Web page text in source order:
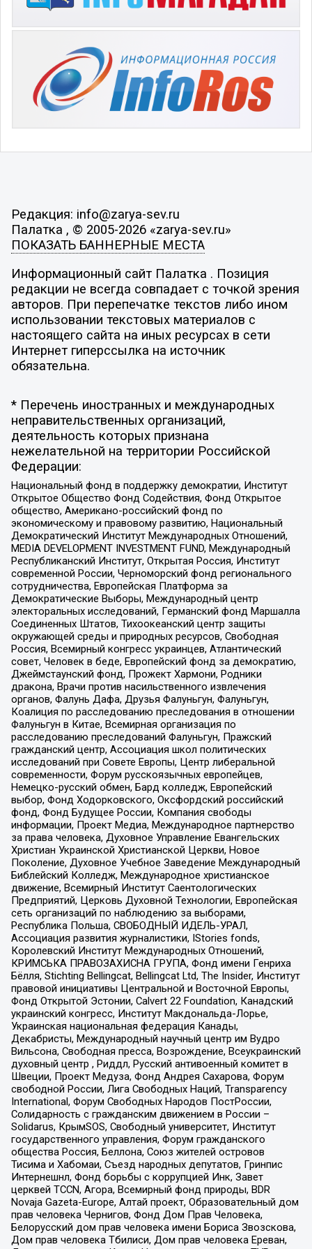
Редакция: info@zarya-sev.ru
Палатка , © 2005-2026 «zarya-sev.ru»
ПОКАЗАТЬ БАННЕРНЫЕ МЕСТА
Информационный сайт Палатка . Позиция
редакции не всегда совпадает с точкой зрения
авторов. При перепечатке текстов либо ином
использовании текстовых материалов с
настоящего сайта на иных ресурсах в сети
Интернет гиперссылка на источник
обязательна.
* Перечень иностранных и международных
неправительственных организаций,
деятельность которых признана
нежелательной на территории Российской
Федерации:
Национальный фонд в поддержку демократии, Институт
Открытое Общество Фонд Содействия, Фонд Открытое
общество, Американо-российский фонд по
экономическому и правовому развитию, Национальный
Демократический Институт Международных Отношений,
MEDIA DEVELOPMENT INVESTMENT FUND, Международный
Республиканский Институт, Открытая Россия, Институт
современной России, Черноморский фонд регионального
сотрудничества, Европейская Платформа за
Демократические Выборы, Международный центр
электоральных исследований, Германский фонд Маршалла
Соединенных Штатов, Тихоокеанский центр защиты
окружающей среды и природных ресурсов, Свободная
Россия, Всемирный конгресс украинцев, Атлантический
совет, Человек в беде, Европейский фонд за демократию,
Джеймстаунский фонд, Прожект Хармони, Родники
дракона, Врачи против насильственного извлечения
органов, Фалунь Дафа, Друзья Фалуньгун, Фалуньгун,
Коалиция по расследованию преследования в отношении
Фалуньгун в Китае, Всемирная организация по
расследованию преследований Фалуньгун, Пражский
гражданский центр, Ассоциация школ политических
исследований при Совете Европы, Центр либеральной
современности, Форум русскоязычных европейцев,
Немецко-русский обмен, Бард колледж, Европейский
выбор, Фонд Ходорковского, Оксфордский российский
фонд, Фонд Будущее России, Компания свободы
информации, Проект Медиа, Международное партнерство
за права человека, Духовное Управление Евангельских
Христиан Украинской Христианской Церкви, Новое
Поколение, Духовное Учебное Заведение Международный
Библейский Колледж, Международное христианское
движение, Всемирный Институт Саентологических
Предприятий, Церковь Духовной Технологии, Европейская
сеть организаций по наблюдению за выборами,
Республика Польша, СВОБОДНЫЙ ИДЕЛЬ-УРАЛ,
Ассоциация развития журналистики, IStories fonds,
Королевский Институт Международных Отношений,
КРИМСЬКА ПРАВОЗАХИСНА ГРУПА, Фонд имени Генриха
Бёлля, Stichting Bellingcat, Bellingcat Ltd, The Insider, Институт
правовой инициативы Центральной и Восточной Европы,
Фонд Открытой Эстонии, Calvert 22 Foundation, Канадский
украинский конгресс, Институт Макдональда-Лорье,
Украинская национальная федерация Канады,
Декабристы, Международный научный центр им Вудро
Вильсона, Свободная пресса, Возрождение, Всеукраинский
духовный центр , Риддл, Русский антивоенный комитет в
Швеции, Проект Медуза, Фонд Андрея Сахарова, Форум
свободной России, Лига Свободных Наций, Transparеncy
International, Форум Свободных Народов ПостРоссии,
Солидарность с гражданским движением в России –
Solidarus, КрымSOS, Свободный университет, Институт
государственного управления, Форум гражданского
общества Россия, Беллона, Союз жителей островов
Тисима и Хабомаи, Съезд народных депутатов, Гринпис
Интернешнл, Фонд борьбы с коррупцией Инк, Завет
церквей TCCN, Агора, Всемирный фонд природы, BDR
Novaja Gazeta-Europe, Алтай проект, Образовательный дом
прав человека Чернигов, Фонд Дом Прав Человека,
Белорусский дом прав человека имени Бориса Звозскова,
Дом прав человека Тбилиси, Дом прав человека Ереван,